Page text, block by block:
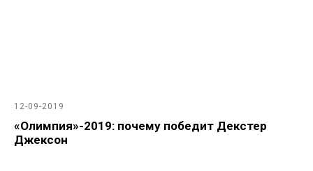
12-09-2019
«Олимпия»-2019: почему победит Декстер
Джексон